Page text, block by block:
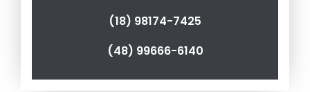
(18) 98174-7425
(48) 99666-6140